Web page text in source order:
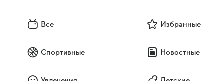
Все Избранные
Спортивные Новостные